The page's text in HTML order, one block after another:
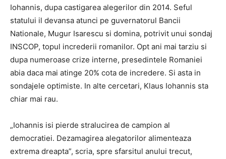
Iohannis, dupa castigarea alegerilor din 2014. Seful
statului il devansa atunci pe guvernatorul Bancii
Nationale, Mugur Isarescu si domina, potrivit unui sondaj
INSCOP, topul increderii romanilor. Opt ani mai tarziu si
dupa numeroase crize interne, presedintele Romaniei
abia daca mai atinge 20% cota de incredere. Si asta in
sondajele optimiste. In alte cercetari, Klaus Iohannis sta
chiar mai rau.
„Iohannis isi pierde stralucirea de campion al
democratiei. Dezamagirea alegatorilor alimenteaza
extrema dreapta”, scria, spre sfarsitul anului trecut,